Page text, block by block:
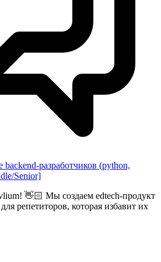
backend-разработчиков (python,
Senior]
👋🏻 Мы создаем edtech-продукт
репетиторов, которая избавит их